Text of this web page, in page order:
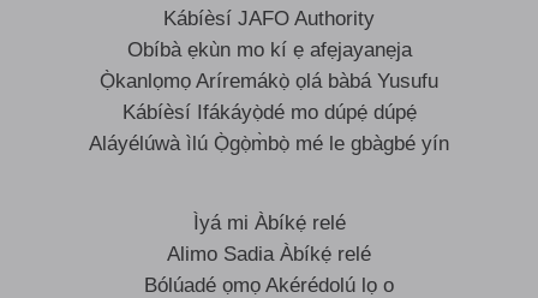
Kábíèsí JAFO Authority
Obíbà ẹkùn mo kí ẹ afẹjayanẹja
Ọ̀kanlọmọ Aríremákọ̀ ọlá bàbá Yusufu
Kábíèsí Ifákáyọ̀dé mo dúpẹ́ dúpẹ́
Aláyélúwà ìlú Ọ̀gọ̀m̀bọ̀ mé le gbàgbé yín
Ìyá mi Àbíkẹ́ relé
Alimo Sadia Àbíkẹ́ relé
Bólúadé ọmọ Akérédolú lọ o